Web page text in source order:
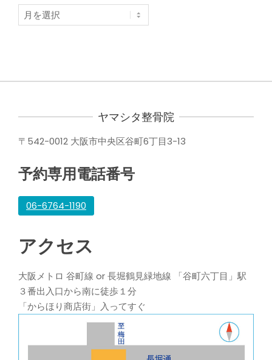
ア
ー
ヤマシタ整骨院
〒542-0012 大阪市中央区谷町6丁目3-13
予約専用電話番号
06-6764-1190
アクセス
大阪メトロ 谷町線 or 長堀鶴見緑地線 「谷町六丁目」駅
３番出入口から南に徒歩１分
「からほり商店街」入ってすぐ